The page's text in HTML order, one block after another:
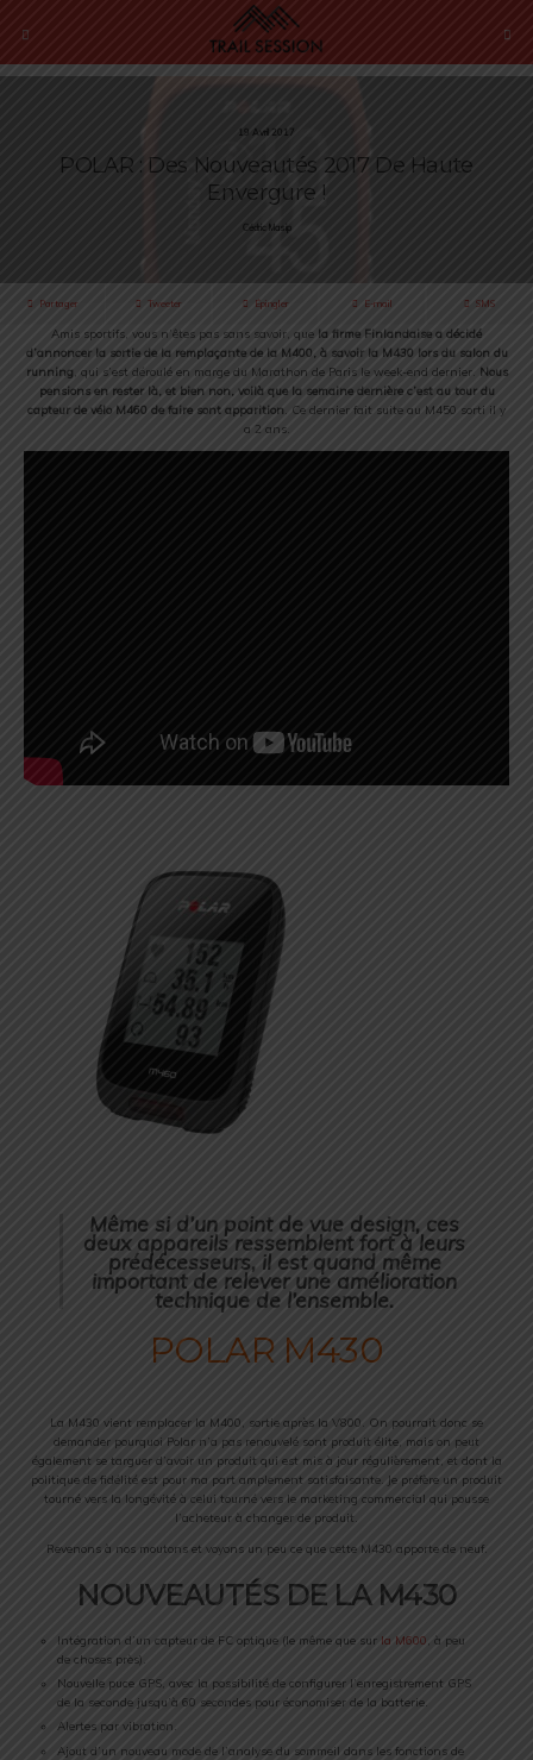
19 Avril 2017
POLAR : Des Nouveautés 2017 De Haute
Envergure !
Cédric Masip
Partager Tweeter Épingler E-mail SMS
Amis sportifs, vous n’êtes pas sans savoir, que la firme Finlandaise a décidé
d’annoncer la sortie de la remplaçante de la M400, à savoir la M430 lors du salon du
running, qui s’est déroulé en marge du Marathon de Paris le week-end dernier. Nous
pensions en rester là, et bien non, voilà que la semaine dernière c’est au tour du
capteur de vélo M460 de faire sont apparition. Ce dernier fait suite au M450 sorti il y
a 2 ans.
Même si d’un point de vue design, ces
deux appareils ressemblent fort à leurs
prédécesseurs, il est quand même
important de relever une amélioration
technique de l’ensemble.
POLAR M430
La M430 vient remplacer la M400, sortie après la V800. On pourrait donc se
demander pourquoi Polar n’a pas renouvelé sont produit élite, mais on peut
également se targuer d’avoir un produit qui est mis à jour régulièrement, et dont la
politique de fidélité est pour ma part amplement satisfaisante. Je préfère un produit
tourné vers la longévité à celui tourné vers le marketing commercial qui pousse
l’acheteur à changer de produit.
Revenons à nos moutons et voyons un peu ce que cette M430 apporte de neuf.
NOUVEAUTÉS DE LA M430
Intégration d’un capteur de FC optique (le même que sur la M600, à peu
de choses près).
Nouvelle puce GPS, avec la possibilité de configurer l’enregistrement GPS
de la seconde jusqu’à 60 secondes pour économiser de la batterie.
Alertes par vibration.
Ajout d’un nouveau mode de l’analyse du sommeil dans les fonctions de